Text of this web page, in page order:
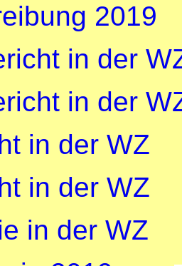
2019
in der
in der
in der WZ
in der WZ
in der WZ